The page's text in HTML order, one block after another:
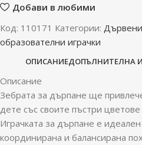
Добави в любими
Код: 110171 Категории: Дървени
образователни играчки
ОПИСАНИЕДОПЪЛНИТЕЛНА
Описание
Зебрата за дърпане ще
дете със своите пъстри
Играчката за дърпане е
координирана и балансирана